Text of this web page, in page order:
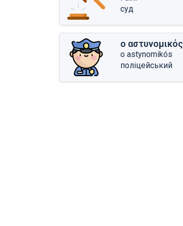
суд
ο αστυνομικός
o astynomikós
поліцейський